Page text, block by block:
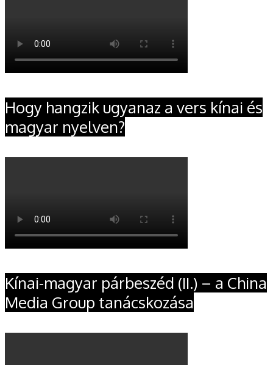
Hogy hangzik ugyanaz a vers kínai és
magyar nyelven?
Kínai-magyar párbeszéd (II.) – a China
Media Group tanácskozása